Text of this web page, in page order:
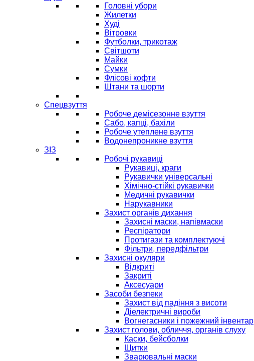
Головні убори
Жилетки
Худі
Вітровки
Футболки, трикотаж
Світшоти
Майки
Сумки
Флісові кофти
Штани та шорти
Спецвзуття
Робоче демісезонне взуття
Сабо, капці, бахіли
Робоче утеплене взуття
Водонепроникне взуття
ЗІЗ
Робочі рукавиці
Рукавиці, краги
Рукавички універсальні
Хімічно-стійкі рукавички
Медичні рукавички
Нарукавники
Захист органів дихання
Захисні маски, напівмаски
Респіратори
Протигази та комплектуючі
Фільтри, передфільтри
Захисні окуляри
Відкриті
Закриті
Аксесуари
Засоби безпеки
Захист від падіння з висоти
Діелектричні вироби
Вогнегасники і пожежний інвентар
Захист голови, обличчя, органів слуху
Каски, бейсболки
Щитки
Зварювальні маски